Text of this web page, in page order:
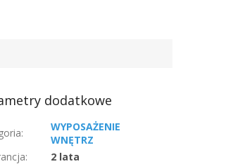
dodatkowe
:
WYPOSAŻENIE
WNĘTRZ
:
2 lata